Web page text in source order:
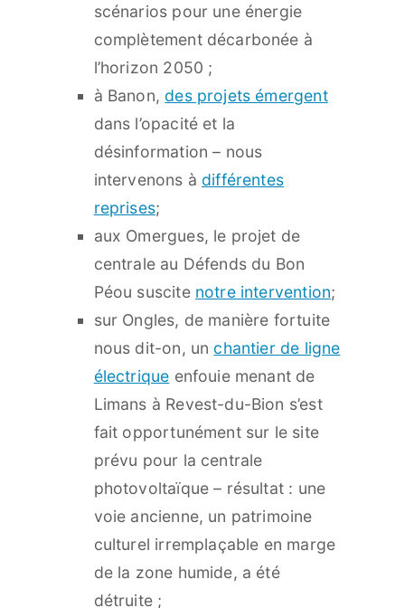
scénarios pour une énergie
complètement décarbonée à
l’horizon 2050 ;
à Banon, des projets émergent
dans l’opacité et la
désinformation – nous
intervenons à différentes
reprises;
aux Omergues, le projet de
centrale au Défends du Bon
Péou suscite notre intervention;
sur Ongles, de manière fortuite
nous dit-on, un chantier de ligne
électrique enfouie menant de
Limans à Revest-du-Bion s’est
fait opportunément sur le site
prévu pour la centrale
photovoltaïque – résultat : une
voie ancienne, un patrimoine
culturel irremplaçable en marge
de la zone humide, a été
détruite ;